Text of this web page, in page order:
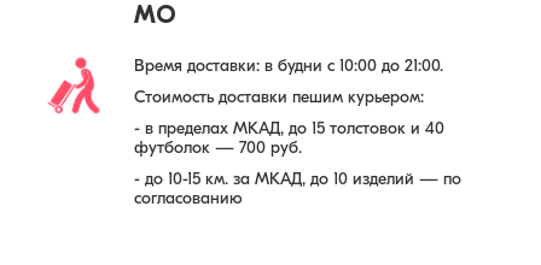
МО
Время доставки: в будни с 10:00 до 21:00.
Стоимость доставки пешим курьером:
- в пределах МКАД, до 15 толстовок и 40
футболок — 700 руб.
- до 10-15 км. за МКАД, до 10 изделий — по
согласованию